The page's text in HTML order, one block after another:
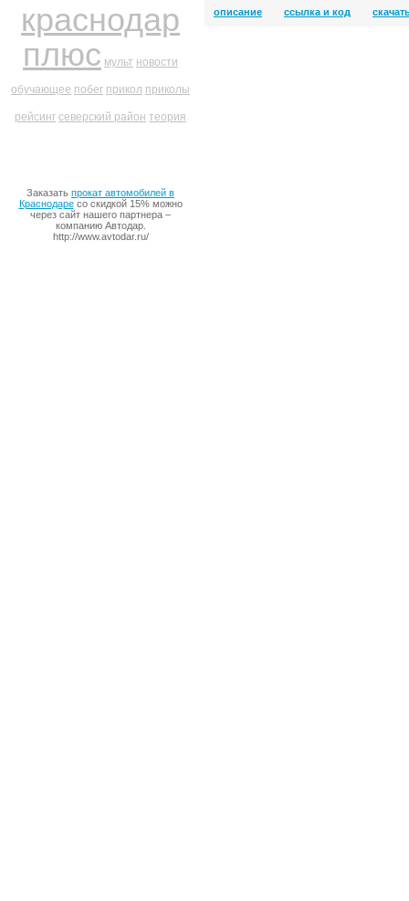
краснодар
плюс мульт новости
обучающее побег прикол приколы
рейсинг северский район теория
Заказать прокат автомобилей в
Краснодаресо скидкой 15% можно
через сайт нашего партнера –
компанию Автодар.
http://www.avtodar.ru/
описание ссылка и код